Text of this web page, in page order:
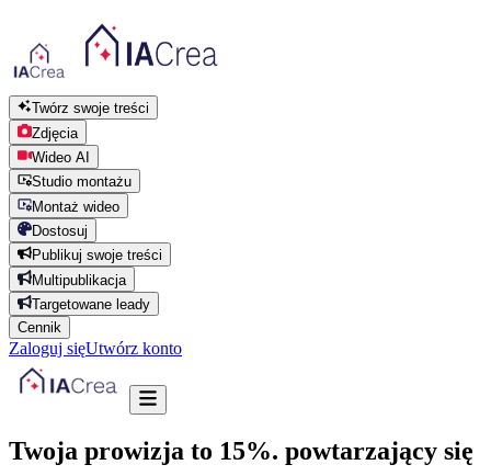
Twórz swoje treści
Zdjęcia
Wideo AI
Studio montażu
Montaż wideo
Dostosuj
Publikuj swoje treści
Multipublikacja
Targetowane leady
Cennik
Zaloguj sięUtwórz konto
Twoja prowizja to 15%. powtarzający się